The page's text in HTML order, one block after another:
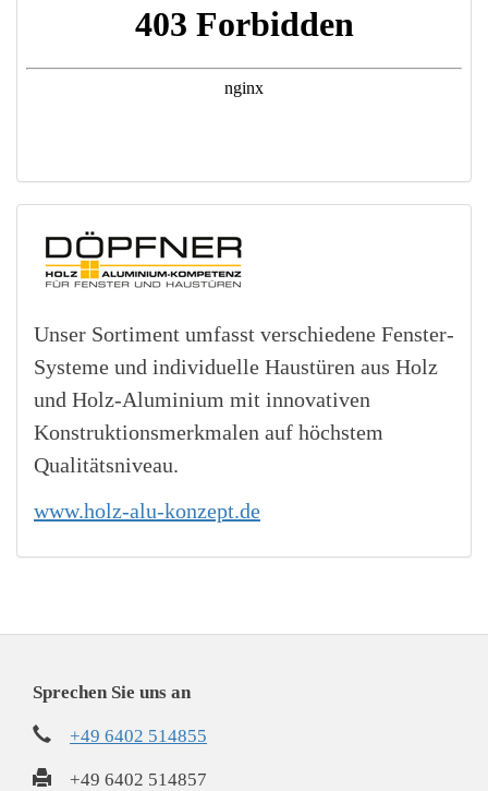
Unser Sortiment umfasst verschiedene Fenster-
Systeme und individuelle Haustüren aus Holz
und Holz-Aluminium mit innovativen
Konstruktionsmerkmalen auf höchstem
Qualitätsniveau.
www.holz-alu-konzept.de
Sprechen Sie uns an
+49 6402 514855
+49 6402 514857